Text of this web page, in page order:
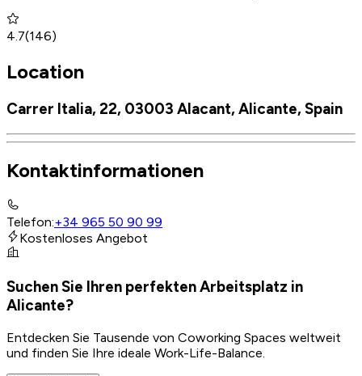
4.7(146)
Location
Carrer Italia, 22, 03003 Alacant, Alicante, Spain
Kontaktinformationen
Telefon:+34 965 50 90 99
Kostenloses Angebot
Suchen Sie Ihren perfekten Arbeitsplatz in
Alicante?
Entdecken Sie Tausende von Coworking Spaces weltweit
und finden Sie Ihre ideale Work-Life-Balance.